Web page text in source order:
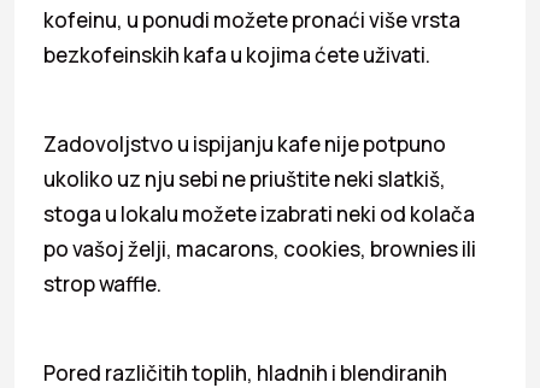
kofeinu, u ponudi možete pronaći više vrsta
bezkofeinskih kafa u kojima ćete uživati.
Zadovoljstvo u ispijanju kafe nije potpuno
ukoliko uz nju sebi ne priuštite neki slatkiš,
stoga u lokalu možete izabrati neki od kolača
po vašoj želji, macarons, cookies, brownies ili
strop waffle.
Pored različitih toplih, hladnih i blendiranih